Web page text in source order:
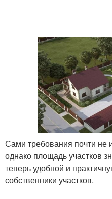
Сами требования почти не
однако площадь участков
теперь удобной и
собственники участков.